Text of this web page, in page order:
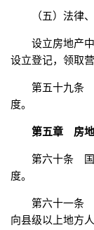
（五）法律
设立房地产
设立登记，领取
第五十九条
度。
第五章 房地
第六十条 国
度。
第六十一条
向县级以上地方